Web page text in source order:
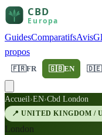
GuidesComparatifsAvis
propos
🇫🇷FR 🇬🇧EN 🇩🇪
Accueil›EN›Cbd London
📍UNITED KINGDOM /
London